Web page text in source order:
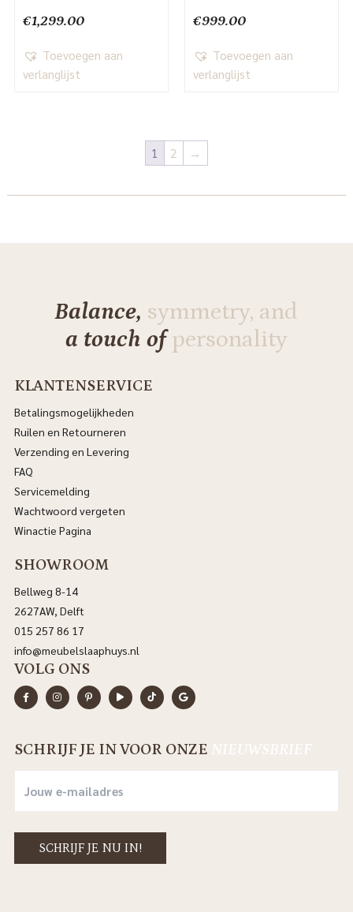
€1,299.00
Toevoegen aan
verlanglijst
€999.00
Toevoegen aan
verlanglijst
1 2 →
Balance, symmetry, and
a touch ofpersonality
KLANTENSERVICE
Betalingsmogelijkheden
Ruilen en Retourneren
Verzending en Levering
FAQ
Servicemelding
Wachtwoord vergeten
Winactie Pagina
SHOWROOM
Bellweg 8-14
2627AW, Delft
015 257 86 17
info@meubelslaaphuys.nl
VOLG ONS
SCHRIJF JE IN VOOR ONZE NIEUWSBRIEF